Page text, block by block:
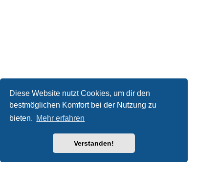
Diese Website nutzt Cookies, um dir den
bestmöglichen Komfort bei der Nutzung zu
bieten. Mehr erfahren
Verstanden!